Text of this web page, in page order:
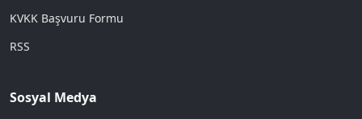
KVKK Başvuru Formu
RSS
Sosyal Medya